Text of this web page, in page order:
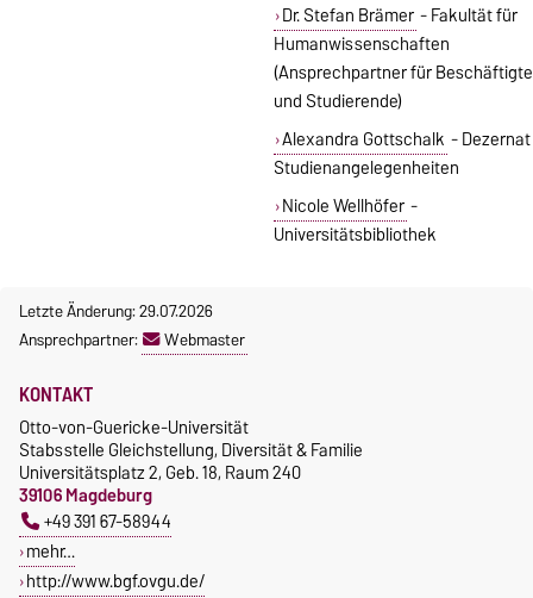
Dr. Stefan Brämer - Fakultät für
Humanwissenschaften
(Ansprechpartner für Beschäftigte
und Studierende)
Alexandra Gottschalk - Dezernat
Studienangelegenheiten
Nicole Wellhöfer -
Universitätsbibliothek
Letzte Änderung: 29.07.2026
Ansprechpartner:
Webmaster
KONTAKT
Otto-von-Guericke-Universität
Stabsstelle Gleichstellung, Diversität & Familie
Universitätsplatz 2, Geb. 18, Raum 240
39106 Magdeburg
+49 391 67-58944
mehr…
http://www.bgf.ovgu.de/